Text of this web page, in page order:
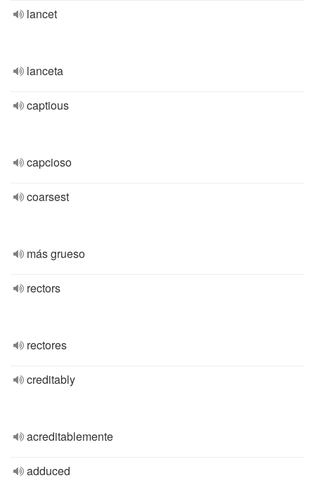
lancet
lanceta
captious
capcioso
coarsest
más grueso
rectors
rectores
creditably
acreditablemente
adduced